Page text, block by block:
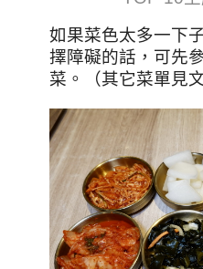
如果菜色太多一下
擇障礙的話，可先
菜。（其它菜單見文